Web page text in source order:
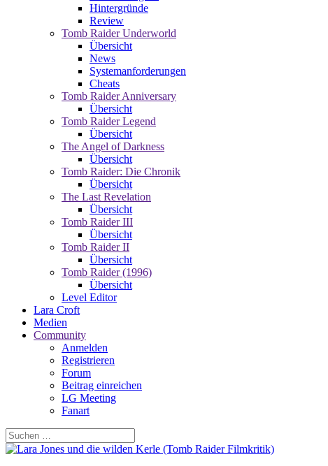
Hintergründe
Review
Tomb Raider Underworld
Übersicht
News
Systemanforderungen
Cheats
Tomb Raider Anniversary
Übersicht
Tomb Raider Legend
Übersicht
The Angel of Darkness
Übersicht
Tomb Raider: Die Chronik
Übersicht
The Last Revelation
Übersicht
Tomb Raider III
Übersicht
Tomb Raider II
Übersicht
Tomb Raider (1996)
Übersicht
Level Editor
Lara Croft
Medien
Community
Anmelden
Registrieren
Forum
Beitrag einreichen
LG Meeting
Fanart